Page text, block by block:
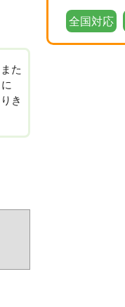
た
き
全国対応